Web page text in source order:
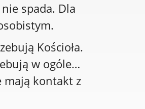
spada. Dla
Kościoła.
w ogóle…
mają kontakt z